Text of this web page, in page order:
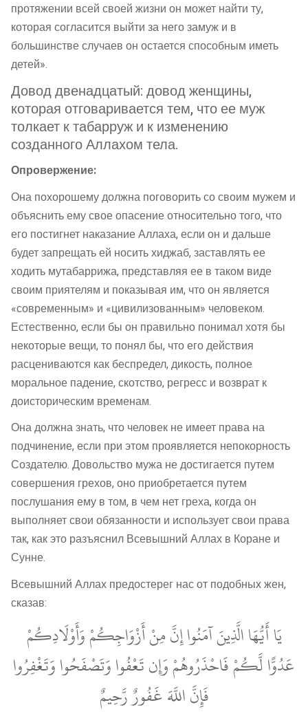
протяжении всей своей жизни он может найти ту,
которая согласится выйти за него замуж и в
большинстве случаев он остается способным иметь
детей».
Довод двенадцатый: довод женщины,
которая отговаривается тем, что ее муж
толкает к табарруж и к изменению
созданного Аллахом тела.
Опровержение:
Она похорошему должна поговорить со своим мужем и
объяснить ему свое опасение относительно того, что
его постигнет наказание Аллаха, если он и дальше
будет запрещать ей носить хиджаб, заставлять ее
ходить мутабаррижа, представляя ее в таком виде
своим приятелям и показывая им, что он является
«современным» и «цивилизованным» человеком.
Естественно, если бы он правильно понимал хотя бы
некоторые вещи, то понял бы, что его действия
расцениваются как беспредел, дикость, полное
моральное падение, скотство, регресс и возврат к
доисторическим временам.
Она должна знать, что человек не имеет права на
подчинение, если при этом проявляется непокорность
Создателю. Довольство мужа не достигается путем
совершения грехов, оно приобретается путем
послушания ему в том, в чем нет греха, когда он
выполняет свои обязанности и использует свои права
так, как это разъяснил Всевышний Аллах в Коране и
Сунне.
Всевышний Аллах предостерег нас от подобных жен,
сказав:
يَا أَيُّهَا الَّذِينَ آمَنُوا إِنَّ مِنْ أَزْوَاجِكُمْ وَأَوْلَادِكُمْ
عَدُوًّا لَّكُمْ فَاحْذَرُوهُمْ وَإِن تَعْفُوا وَتَصْفَحُوا وَتَغْفِرُوا
فَإِنَّ اللَّهَ غَفُورٌ رَّحِيمٌ